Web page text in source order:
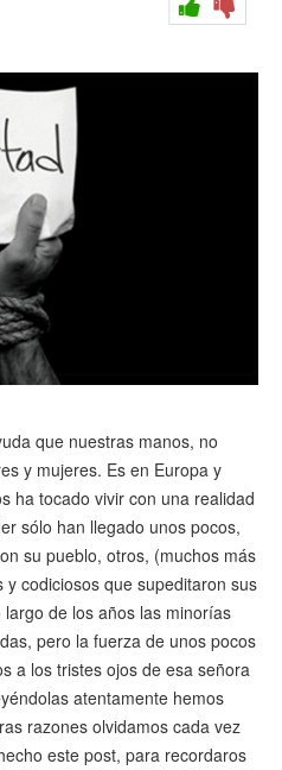
que nuestras manos, no
y mujeres. Es en Europa y
ha tocado vivir con una realidad
sólo han llegado unos pocos,
su pueblo, otros, (muchos más
codiciosos que supeditaron sus
de los años las minorías
pero la fuerza de unos pocos
a los tristes ojos de esa señora
atentamente hemos
razones olvidamos cada vez
este post, para recordaros